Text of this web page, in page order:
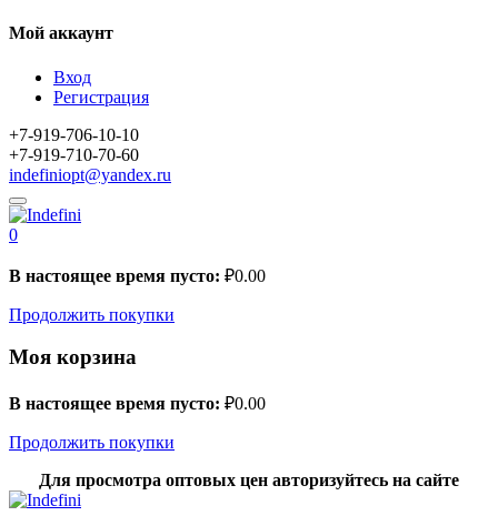
Мой аккаунт
Вход
Регистрация
+7-919-706-10-10
+7-919-710-70-60
indefiniopt@yandex.ru
0
В настоящее время пусто: ₽0.00
Продолжить покупки
Моя корзина
В настоящее время пусто: ₽0.00
Продолжить покупки
Для просмотра оптовых цен авторизуйтесь на сайте